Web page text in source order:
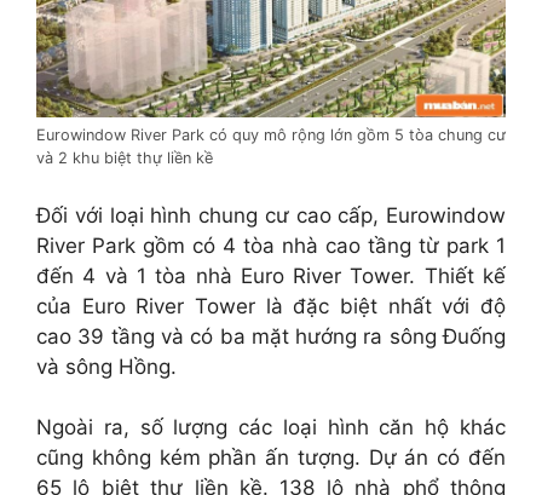
Eurowindow River Park có quy mô rộng lớn gồm 5 tòa chung cư
và 2 khu biệt thự liền kề
Đối với loại hình chung cư cao cấp, Eurowindow
River Park gồm có 4 tòa nhà cao tầng từ park 1
đến 4 và 1 tòa nhà Euro River Tower. Thiết kế
của Euro River Tower là đặc biệt nhất với độ
cao 39 tầng và có ba mặt hướng ra sông Đuống
và sông Hồng.
Ngoài ra, số lượng các loại hình căn hộ khác
cũng không kém phần ấn tượng. Dự án có đến
65 lô biệt thự liền kề. 138 lô nhà phổ thông